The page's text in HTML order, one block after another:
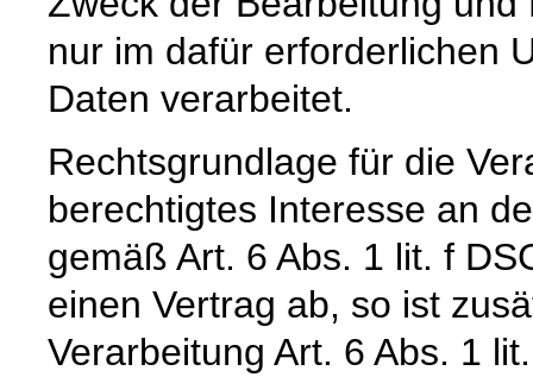
nur im dafür erforderlichen
Daten verarbeitet.
Rechtsgrundlage für die
berechtigtes Interesse an
gemäß Art. 6 Abs. 1 lit. f
einen Vertrag ab, so ist
Verarbeitung Art. 6 Abs. 1